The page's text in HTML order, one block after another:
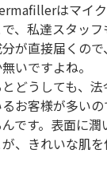
はマイ
、私達スタッ
が直接届くの
いですよね。
どうしても、
お客様が多い
です。表面に
、きれいな肌